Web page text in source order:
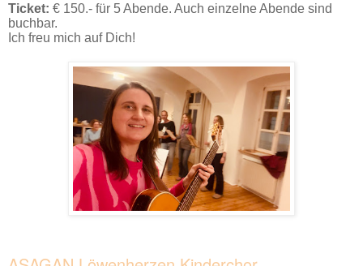
Ticket: € 150.- für 5 Abende. Auch einzelne Abende sind
buchbar.
Ich freu mich auf Dich!